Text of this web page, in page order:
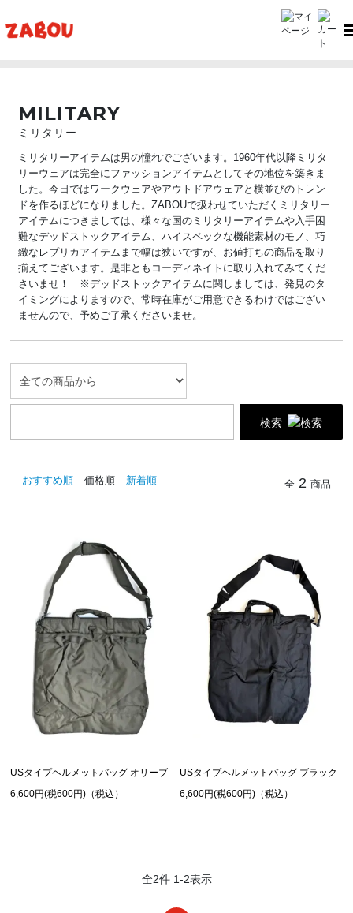
MILITARY
ミリタリー
ミリタリーアイテムは男の憧れでございます。1960年代以降ミリタ
リーウェアは完全にファッションアイテムとしてその地位を築きま
した。今日ではワークウェアやアウトドアウェアと横並びのトレン
ドを作るほどになりました。ZABOUで扱わせていただくミリタリー
アイテムにつきましては、様々な国のミリタリーアイテムや入手困
難なデッドストックアイテム、ハイスペックな機能素材のモノ、巧
緻なレプリカアイテムまで幅は狭いですが、お値打ちの商品を取り
揃えてございます。是非ともコーディネイトに取り入れてみてくだ
さいませ！ ※デッドストックアイテムに関しましては、発見のタ
イミングによりますので、常時在庫がご用意できるわけではござい
ませんので、予めご了承くださいませ。
検索
おすすめ順 価格順 新着順 全 2 商品
USタイプヘルメットバッグ オリーブ
6,600円(税600円)（税込）
USタイプヘルメットバッグ ブラック
6,600円(税600円)（税込）
全2件 1-2表示